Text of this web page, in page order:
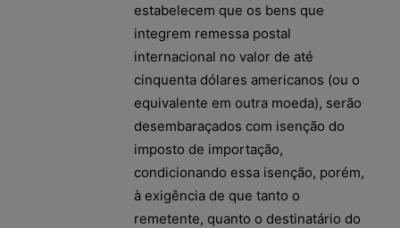
estabelecem que os bens que
integrem remessa postal
internacional no valor de até
cinquenta dólares americanos (ou o
equivalente em outra moeda), serão
desembaraçados com isenção do
imposto de importação,
condicionando essa isenção, porém,
à exigência de que tanto o
remetente, quanto o destinatário do